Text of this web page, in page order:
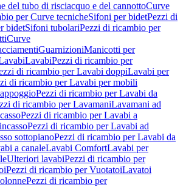
del tubo di risciacquo e del cannottoCurve
per Curve tecnicheSifoni per bidetPezzi di
bidetSifoni tubolariPezzi di ricambio per
Curve
GuarnizioniManicotti per
LavabiPezzi di ricambio per
di ricambio per Lavabi doppiLavabi per
di ricambio per Lavabi per mobili
Pezzi di ricambio per Lavabi da
di ricambio per LavamaniLavamani ad
Pezzi di ricambio per Lavabi a
Pezzi di ricambio per Lavabi ad
sottopianoPezzi di ricambio per Lavabi da
a canaleLavabi ComfortLavabi per
Ulteriori lavabiPezzi di ricambio per
Pezzi di ricambio per VuotatoiLavatoi
Pezzi di ricambio per